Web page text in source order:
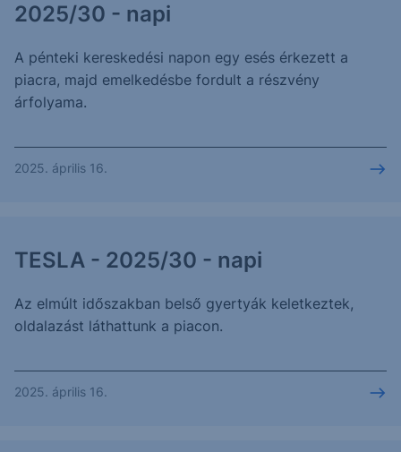
2025/30 - napi
A pénteki kereskedési napon egy esés érkezett a
piacra, majd emelkedésbe fordult a részvény
árfolyama.
2025. április 16.
TESLA - 2025/30 - napi
Az elmúlt időszakban belső gyertyák keletkeztek,
oldalazást láthattunk a piacon.
2025. április 16.